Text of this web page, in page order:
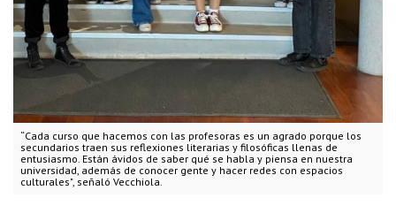
“Cada curso que hacemos con las profesoras es un agrado porque los
secundarios traen sus reflexiones literarias y filosóficas llenas de
entusiasmo. Están ávidos de saber qué se habla y piensa en nuestra
universidad, además de conocer gente y hacer redes con espacios
culturales", señaló Vecchiola.